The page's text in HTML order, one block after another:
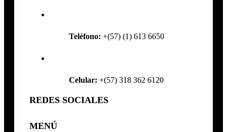
Teléfono: +(57) (1) 613 6650
Celular: +(57) 318 362 6120
REDES SOCIALES
MENÚ